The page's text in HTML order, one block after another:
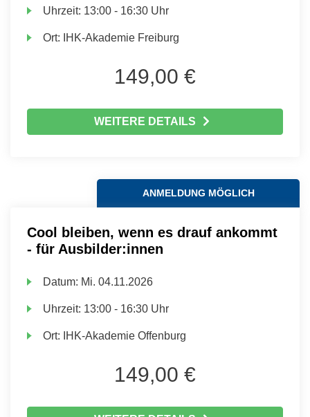
Uhrzeit: 13:00 - 16:30 Uhr
Ort: IHK-Akademie Freiburg
149,00 €
WEITERE DETAILS
ANMELDUNG MÖGLICH
Cool bleiben, wenn es drauf ankommt
- für Ausbilder:innen
Datum: Mi. 04.11.2026
Uhrzeit: 13:00 - 16:30 Uhr
Ort: IHK-Akademie Offenburg
149,00 €